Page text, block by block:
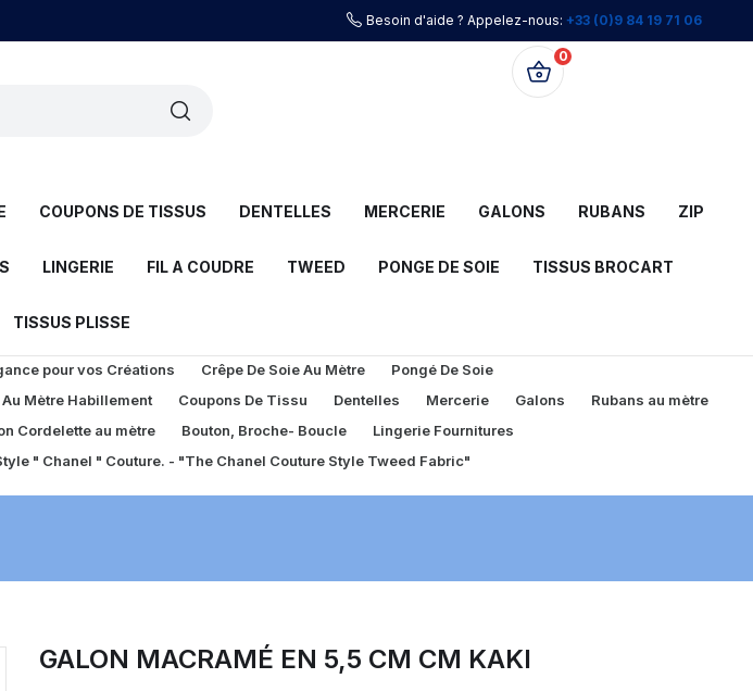
Besoin d'aide ? Appelez-nous: +33 (0)9 84 19 71 06
0
COUPONS DE TISSUS DENTELLES MERCERIE GALONS RUBANS ZIP
LINGERIE FIL A COUDRE TWEED PONGE DE SOIE TISSUS BROCART
TISSUS PLISSE
pour vos Créations Crêpe De Soie Au Mètre
Pongé De Soie
Mètre Habillement Coupons De Tissu Dentelles Mercerie Galons
Rubans au mètre
Cordelette au mètre Bouton, Broche- Boucle
Lingerie Fournitures
" Chanel " Couture. - "The Chanel Couture Style Tweed Fabric"
GALON MACRAMÉ EN 5,5 CM CM KAKI